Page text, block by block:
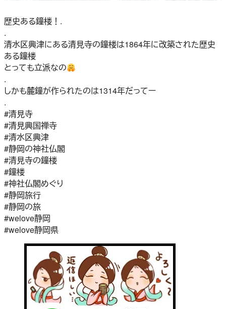
歴史ある鐘楼！.
.
清水区興津にある清見寺の鐘楼は1864年に改築された歴史
ある鐘楼
とっても立派なの
.
しかも麓鐘が作られたのは1314年だってー
.
#清見寺
#清見興国禅寺
#清水区興津
#静岡の神社仏閣
#清見寺の鐘楼
#鐘楼
#神社仏閣めぐり
#静岡旅行
#静岡の旅
#welove静岡
#welove静岡県